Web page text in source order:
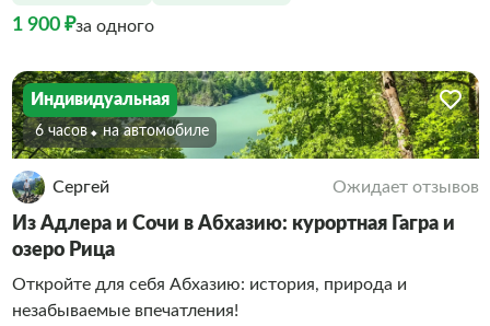
1 900 ₽за одного
Индивидуальная
6 часов На автомобиле
Сергей Ожидает отзывов
Из Адлера и Сочи в Абхазию: курортная Гагра и
озеро Рица
Откройте для себя Абхазию: история, природа и
незабываемые впечатления!